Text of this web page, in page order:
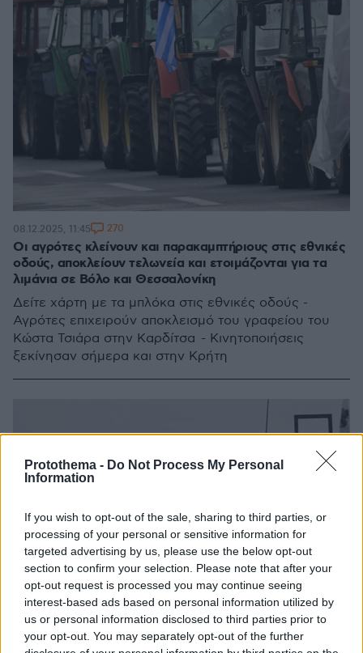
Protothema - Do Not Process My Personal
Information
If you wish to opt-out of the sale, sharing to third parties, or
processing of your personal or sensitive information for
targeted advertising by us, please use the below opt-out
section to confirm your selection. Please note that after your
opt-out request is processed you may continue seeing
interest-based ads based on personal information utilized by
us or personal information disclosed to third parties prior to
your opt-out. You may separately opt-out of the further
Οι αγρότες κλείνουν και παρακαμπτήριους στις εθνικές
οδούς, αποκλείουν τελωνεία και ετοιμάζονται για τα
λιμάνια σε Βόλο και Θεσσαλονίκη
Δείτε χάρτη με τα μπλόκα στις εθνικές οδούς -
Αγρότες επιχειρούν αποκλεισμό του γραφείου του
Κώστα Τσιάρα στην Καρδίτσα - Κινητοποιήσεις
ξεκίνησαν σήμερα και στην Κρήτη
08.12.2025, 11:45 270